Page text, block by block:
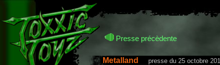
Presse précèdente
Metalland presse du 25 octobre